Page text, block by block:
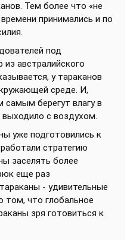
Тем более что «не
принимались и по
под
австралийского
у тараканов
среде. И,
самым берегут влагу в
с воздухом.
уже подготовились к
стратегию
заселять более
еще раз
- удивительные
том, что глобальное
зря готовиться к